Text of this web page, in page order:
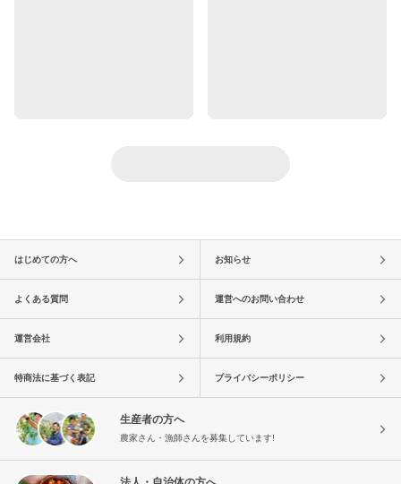
はじめての方へ お知らせ
よくある質問 運営へのお問い合わせ
運営会社 利用規約
特商法に基づく表記 プライバシーポリシー
生産者の方へ
農家さん・漁師さんを募集しています!